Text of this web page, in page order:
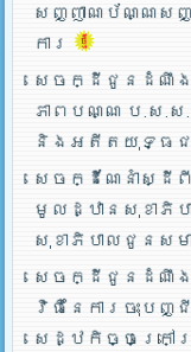
សញ្ញាណប័ណ្ណសញ្
ការ
សេចក្ដីជូនដំណឹង
ភាពបណ្ណ ប.ស.
និងអតីតយុទ្ធជ
សេចក្ដីណែនាំស្
មូលដ្ឋានសុខាភិប
សុខាភិបាលជូនស
សេចក្ដីជូនដំណឹ
វិធីនៃការចុះ
សេដ្ឋកិច្ចក្រៅ